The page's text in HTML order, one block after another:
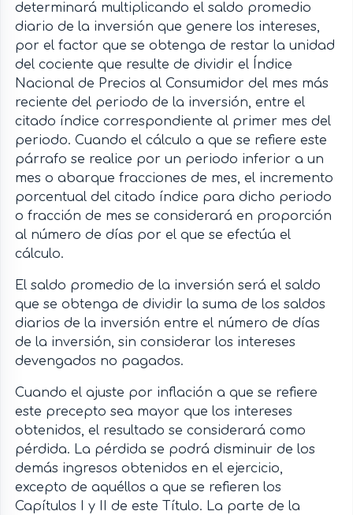
determinará multiplicando el saldo promedio
diario de la inversión que genere los intereses,
por el factor que se obtenga de restar la unidad
del cociente que resulte de dividir el Índice
Nacional de Precios al Consumidor del mes más
reciente del periodo de la inversión, entre el
citado índice correspondiente al primer mes del
periodo. Cuando el cálculo a que se refiere este
párrafo se realice por un periodo inferior a un
mes o abarque fracciones de mes, el incremento
porcentual del citado índice para dicho periodo
o fracción de mes se considerará en proporción
al número de días por el que se efectúa el
cálculo.
El saldo promedio de la inversión será el saldo
que se obtenga de dividir la suma de los saldos
diarios de la inversión entre el número de días
de la inversión, sin considerar los intereses
devengados no pagados.
Cuando el ajuste por inflación a que se refiere
este precepto sea mayor que los intereses
obtenidos, el resultado se considerará como
pérdida. La pérdida se podrá disminuir de los
demás ingresos obtenidos en el ejercicio,
excepto de aquéllos a que se refieren los
Capítulos I y II de este Título. La parte de la